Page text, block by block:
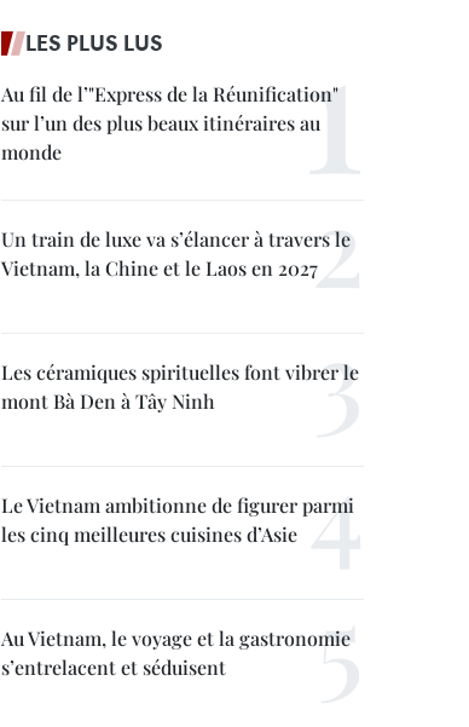
LES PLUS LUS
Au fil de l’"Express de la Réunification"
sur l’un des plus beaux itinéraires au
monde
Un train de luxe va s’élancer à travers le
Vietnam, la Chine et le Laos en 2027
Les céramiques spirituelles font vibrer le
mont Bà Den à Tây Ninh
Le Vietnam ambitionne de figurer parmi
les cinq meilleures cuisines d’Asie
Au Vietnam, le voyage et la gastronomie
s’entrelacent et séduisent